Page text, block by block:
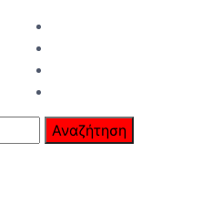
Αναζήτηση